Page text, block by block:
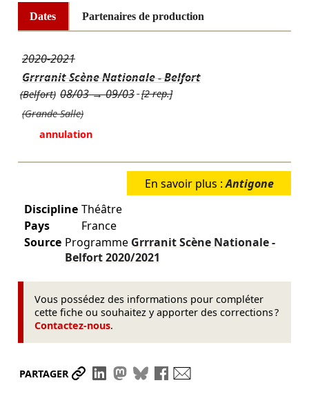
Dates Partenaires de production
2020-2021
Grrranit Scène Nationale - Belfort
(Belfort) 08/03→09/03 [2 rep.]
(Grande Salle)
annulation
En savoir plus :Antigone
Discipline Théâtre
Pays
France
Source Programme Grrranit Scène Nationale -
Belfort2020/2021
Vous possédez des informations pour compléter
cette fiche ou souhaitez y apporter des corrections ?
Contactez-nous.
PARTAGER Partager le lien
Partager sur LinkedIn
Partager sur Mastodon
Partager sur Bluesky
Partager sur Facebook